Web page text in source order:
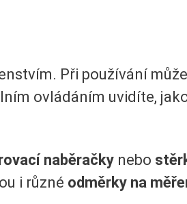
Při používání
ovládáním uvidíte,
naběračky nebo
i různé odměrky na